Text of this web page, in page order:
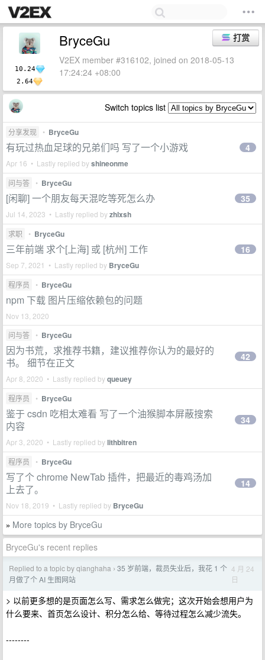
10.24
2.64
打赏
BryceGu
V2EX member #316102, joined on 2018-05-13
17:24:24 +08:00
Switch topics list
分享发现 • BryceGu
有玩过热血足球的兄弟们吗 写了一个小游戏
Apr 16 • Lastly replied byshineonme
4
问与答 • BryceGu
[闲聊] 一个朋友每天混吃等死怎么办
Jul 14, 2023 • Lastly replied byzhlxsh
35
求职 • BryceGu
三年前端 求个[上海] 或 [杭州] 工作
Sep 7, 2021 • Lastly replied by BryceGu
16
程序员 • BryceGu
npm 下载 图片压缩依赖包的问题
Nov 13, 2020
问与答
• BryceGu
因为书荒，求推荐书籍，建议推荐你认为的最好的
书。 细节在正文
Apr 8, 2020 • Lastly replied byqueuey
42
程序员 • BryceGu
鉴于 csdn 吃相太难看 写了一个油猴脚本屏蔽搜索
内容
Apr 3, 2020 • Lastly replied bylithbitren
34
程序员 • BryceGu
写了个 chrome NewTab 插件，把最近的毒鸡汤加
上去了。
Nov 18, 2019 • Lastly replied by BryceGu
14
» More topics by BryceGu
BryceGu's recent replies
Replied to a topic by qianghaha › 35 岁前端，裁员失业后，我花 1 个
月做了个 AI 生图网站
4 月 24
日
> 以前更多想的是页面怎么写、需求怎么做完；这次开始会想用户为
什么要来、首页怎么设计、积分怎么给、等待过程怎么减少流失。
--------